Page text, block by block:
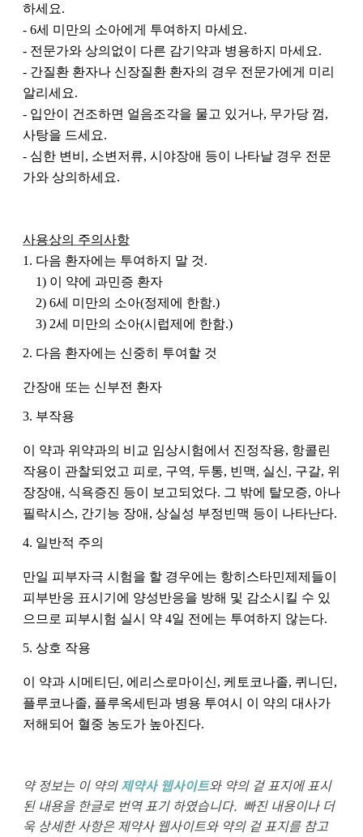
하세요.
- 6세 미만의 소아에게 투여하지 마세요.
- 전문가와 상의없이 다른 감기약과 병용하지 마세요.
- 간질환 환자나 신장질환 환자의 경우 전문가에게 미리
알리세요.
- 입안이 건조하면 얼음조각을 물고 있거나, 무가당 껌,
사탕을 드세요.
- 심한 변비, 소변저류, 시야장애 등이 나타날 경우 전문
가와 상의하세요.
사용상의 주의사항
1. 다음 환자에는 투여하지 말 것.
1) 이 약에 과민증 환자
2) 6세 미만의 소아(정제에 한함.)
3) 2세 미만의 소아(시럽제에 한함.)
2. 다음 환자에는 신중히 투여할 것
간장애 또는 신부전 환자
3. 부작용
이 약과 위약과의 비교 임상시험에서 진정작용, 항콜린
작용이 관찰되었고 피로, 구역, 두통, 빈맥, 실신, 구갈, 위
장장애, 식욕증진 등이 보고되었다. 그 밖에 탈모증, 아나
필락시스, 간기능 장애, 상실성 부정빈맥 등이 나타난다.
4. 일반적 주의
만일 피부자극 시험을 할 경우에는 항히스타민제제들이
피부반응 표시기에 양성반응을 방해 및 감소시킬 수 있
으므로 피부시험 실시 약 4일 전에는 투여하지 않는다.
5. 상호 작용
이 약과 시메티딘, 에리스로마이신, 케토코나졸, 퀴니딘,
플루코나졸, 플루옥세틴과 병용 투여시 이 약의 대사가
저해되어 혈중 농도가 높아진다.
약 정보는 이 약의제약사 웹사이트와 약의 겉 표지에 표시
된 내용을 한글로 번역 표기 하였습니다. 빠진 내용이나 더
욱 상세한 사항은 제약사 웹사이트와 약의 겉 표지를 참고